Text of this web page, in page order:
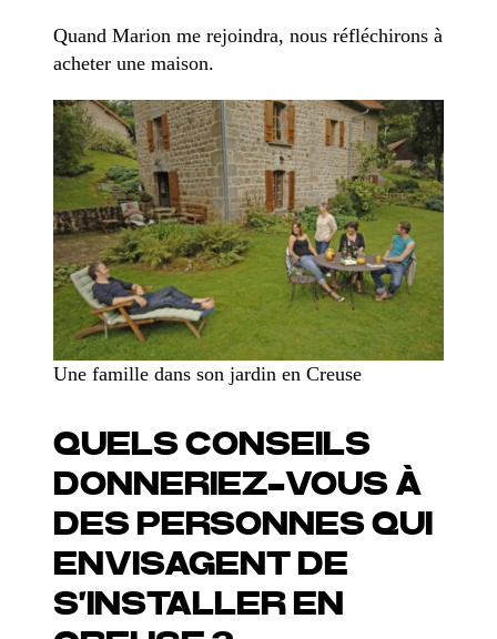
Quand Marion me rejoindra, nous réfléchirons à
acheter une maison.
Une famille dans son jardin en Creuse
QUELS CONSEILS
DONNERIEZ-VOUS À
DES PERSONNES QUI
ENVISAGENT DE
S’INSTALLER EN